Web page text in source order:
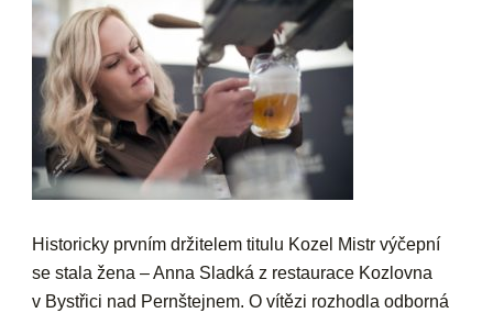
Historicky prvním držitelem titulu Kozel Mistr výčepní
se stala žena – Anna Sladká z restaurace Kozlovna
v Bystřici nad Pernštejnem. O vítězi rozhodla odborná